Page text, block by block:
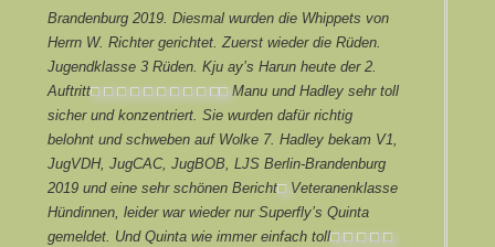
Brandenburg 2019. Diesmal wurden die Whippets von
Herrn W. Richter gerichtet. Zuerst wieder die Rüden.
Jugendklasse 3 Rüden. Kju ay’s Harun heute der 2.
Auftritt.
Manu und Hadley sehr toll
sicher und konzentriert. Sie wurden dafür richtig
belohnt und schweben auf Wolke 7. Hadley bekam V1,
JugVDH, JugCAC, JugBOB, LJS Berlin-Brandenburg
2019 und eine sehr schönen Bericht.
Veteranenklasse
Hündinnen, leider war wieder nur Superfly’s Quinta
gemeldet. Und Quinta wie immer einfach toll.